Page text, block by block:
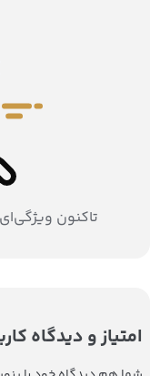
تاکنون
امتیاز و دیدگاه